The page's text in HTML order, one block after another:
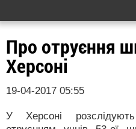
Про отруєння
Херсоні
19-04-2017 05:55
У Херсоні